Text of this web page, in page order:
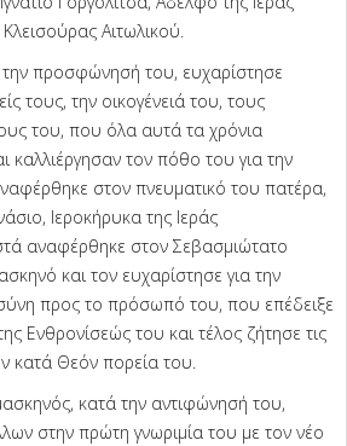
Αιτωλικού.
προσφώνησή του, ευχαρίστησε
τους, την οικογένειά του, τους
του, που όλα αυτά τα χρόνια
καλλιέργησαν τον πόθο του για την
στον πνευματικό του πατέρα,
Ιεροκήρυκα της Ιεράς
αναφέρθηκε στον Σεβασμιώτατο
και τον ευχαρίστησε για την
προς το πρόσωπό του, που επέδειξε
Ενθρονίσεώς του και τέλος ζήτησε τις
κατά Θεόν πορεία του.
κατά την αντιφώνησή του,
στην πρώτη γνωριμία του με τον νέο